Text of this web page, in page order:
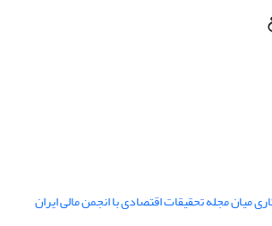
میان مجله تحقیقات اقتصادی با انجمن مالی ایران